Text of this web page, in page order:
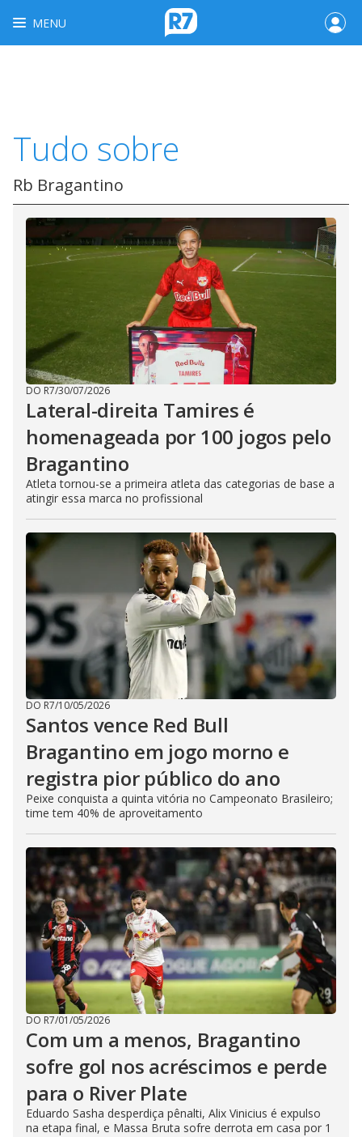
MENU
Tudo sobre
Rb Bragantino
DO R7/30/07/2026
Lateral-direita Tamires é
homenageada por 100 jogos pelo
Bragantino
Atleta tornou-se a primeira atleta das categorias de base a
atingir essa marca no profissional
DO R7/10/05/2026
Santos vence Red Bull
Bragantino em jogo morno e
registra pior público do ano
Peixe conquista a quinta vitória no Campeonato Brasileiro;
time tem 40% de aproveitamento
DO R7/01/05/2026
Com um a menos, Bragantino
sofre gol nos acréscimos e perde
para o River Plate
Eduardo Sasha desperdiça pênalti, Alix Vinicius é expulso
na etapa final, e Massa Bruta sofre derrota em casa por 1